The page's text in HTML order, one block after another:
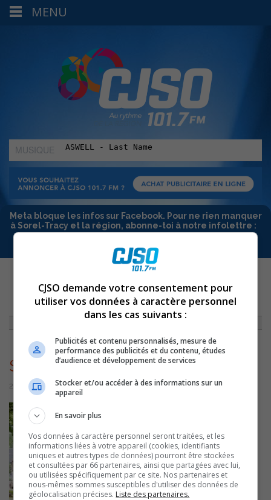
MUSIQUE
:
Meta bloque les infos sur Facebook. Pour ne rien manquer
à Sorel-Tracy et la région, abonne-toi à notre infolettre :
ACCUEIL»ACTUALITÉS »2025: UNE ANNÉE RECORD POUR LA STC DE
PIERRE-DE SAUREL» STCMINIBUS2026
STCMiniBus2026
21 mai 2026 | Par Sylvain Rochon
MENU
CJSO demande votre consentement pour
utiliser vos données à caractère personnel
dans les cas suivants :
Publicités et contenu personnalisés, mesure de
performance des publicités et du contenu, études
d’audience et développement de services
Stocker et/ou accéder à des informations sur un
appareil
En savoir plus
Vos données à caractère personnel seront traitées, et les
informations liées à votre appareil (cookies, identifiants
uniques et autres types de données) pourront être stockées
et consultées par 66 partenaires, ainsi que partagées avec lui,
ou utilisées spécifiquement par ce site. Nos partenaires et
nous-mêmes sommes susceptibles d'utiliser des données de
géolocalisation précises. Liste des partenaires.